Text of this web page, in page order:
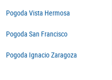
Pogoda Vista Hermosa
Pogoda San Francisco
Pogoda Ignacio Zaragoza